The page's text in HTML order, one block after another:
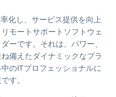
化し、サービス提供を向上
モートサポートソフトウェ
ーです。 それは、パワー、
備えたダイナミックなプラ
のITプロフェッショナルに
す。